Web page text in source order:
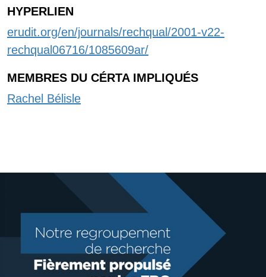
HYPERLIEN
erudit.org/en/journals/rechqual/2001-v22-
rechqual06716/1085609ar/
MEMBRES DU CÉRTA IMPLIQUÉS
Rachel Bélisle